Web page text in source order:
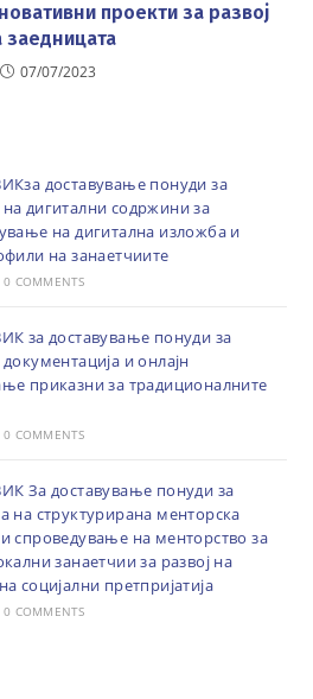
проекти за развој
заедницата
07/07/2023
доставување понуди за
дигитални содржини за
на дигитална изложба и
на занаетчиите
0 COMMENTS
за доставување понуди за
и онлајн
приказни за традиционалните
0 COMMENTS
За доставување понуди за
на структурирана менторска
спроведување на менторство за
занаетчии за развој на
социјални претпријатија
0 COMMENTS